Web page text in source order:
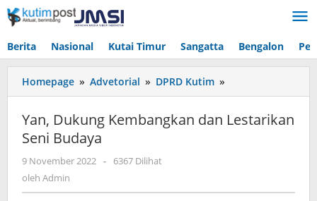
Lewati
ke
Berita Nasional Kutai Timur Sangatta Bengalon
Homepage » Advetorial » DPRD Kutim »
Dukung
dan
Yan, Dukung Kembangkan dan Lestarikan
Seni Budaya
9 November 2022 oleh
-
6367 Dilihat
oleh Admin